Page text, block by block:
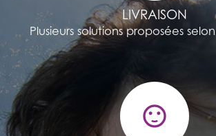
LIVRAISON
Plusieurs solutions proposées
sentiment_satisfied